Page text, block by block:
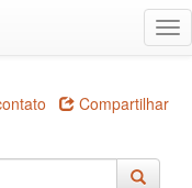
Compartilhar